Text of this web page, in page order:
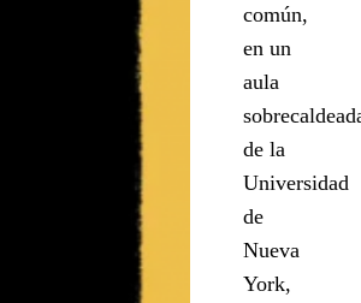
común,
en un
aula
de la
Universidad
de
Nueva
York,